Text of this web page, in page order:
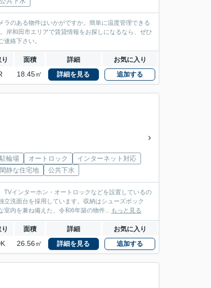
のある物件はいかがですか。簡単に温度管理できる
岸和田市エリアで賃貸情報をお探しになるなら、ぜひ
絡下さい。
り 面積 詳細 お気に入り
18.45㎡ 詳細を見る 追加する
駐輪場 オートロック
インターネット対応
閑静な住宅地
公共下水
インターホン・オートロックなどを設置しているの
洗面台を採用しています。収納はシューズボック
室内を兼ね備えた、令和6年築の物件... もっと見る
り 面積 詳細 お気に入り
26.56㎡ 詳細を見る 追加する